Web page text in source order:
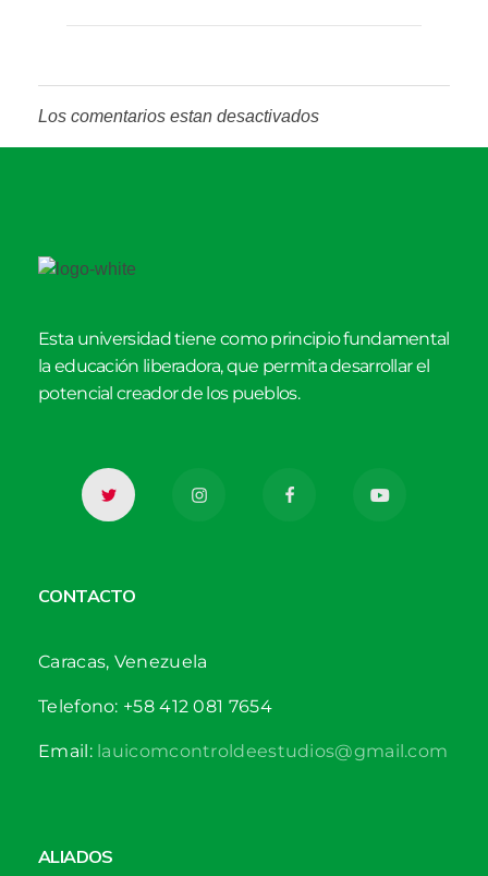
Los comentarios estan desactivados
Esta universidad tiene como principio fundamental
la educación liberadora, que permita desarrollar el
potencial creador de los pueblos.
CONTACTO
Caracas, Venezuela
Telefono: +58 412 081 7654
Email:lauicomcontroldeestudios@gmail.com
ALIADOS